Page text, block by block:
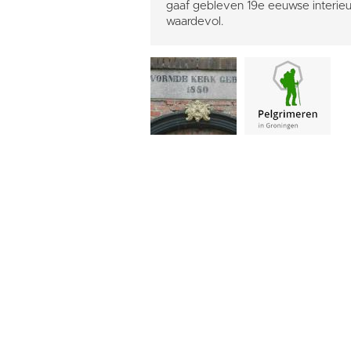
gaaf gebleven 19e eeuwse
waardevol.